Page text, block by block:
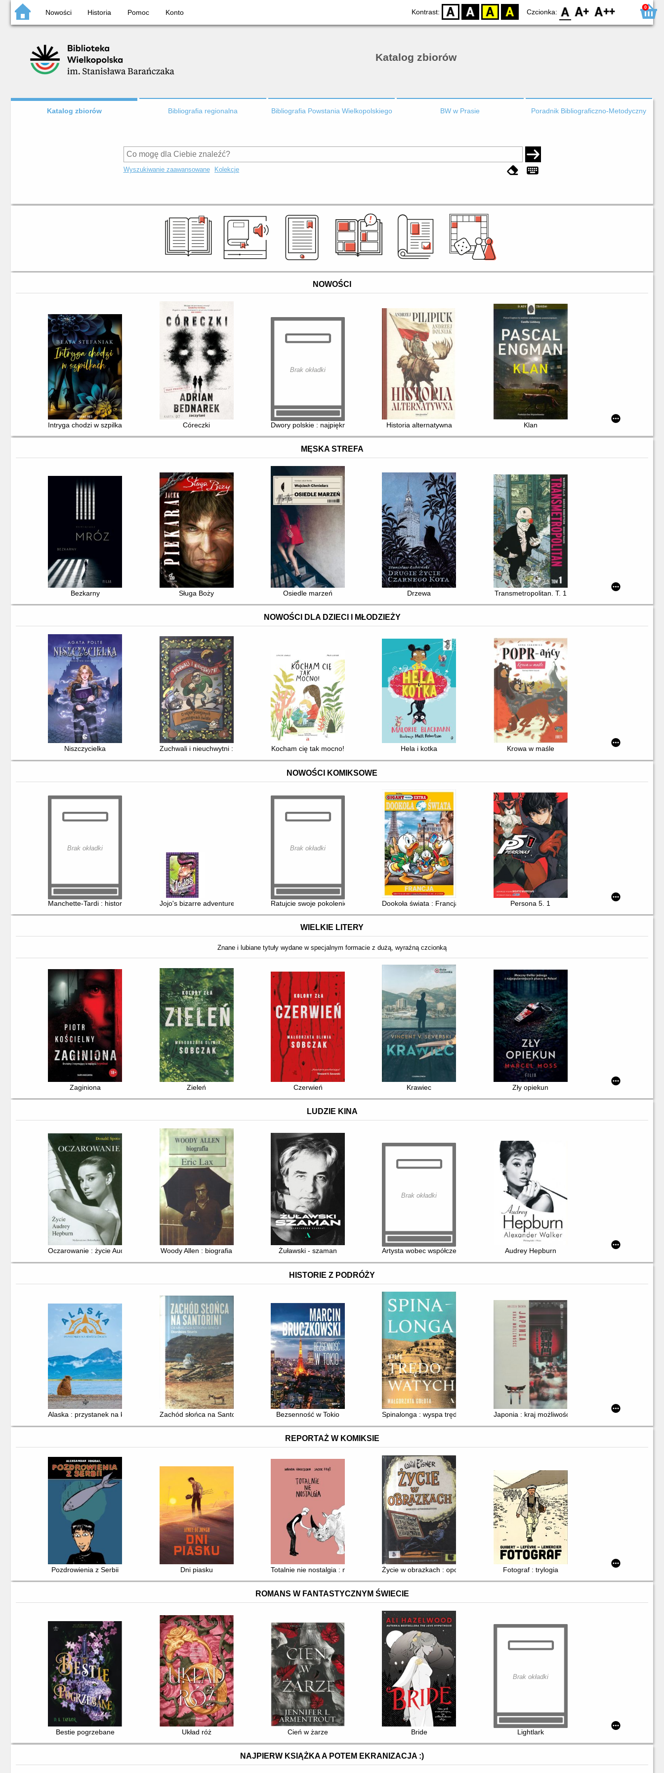
Nowości Historia Pomoc Konto Kontrast: D BW YB BY Czcionka: F0 F1 F2 0
Katalog zbiorów
Katalog zbiorów Bibliografia regionalna Bibliografia Powstania Wielkopolskiego BW w Prasie Poradnik Bibliograficzno-Metodyczny
Wyszukiwanie zaawansowane Kolekcje
NOWOŚCI
Intryga chodzi w szpilkach Córeczki
Brak okładki
Dwory polskie : najpiękniejsze posiadłości ziemskie
Historia alternatywna Klan
MĘSKA STREFA
Bezkarny Sługa Boży Osiedle marzeń Drzewa Transmetropolitan. T. 1
NOWOŚCI DLA DZIECI I MŁODZIEŻY
Niszczycielka Zuchwali i nieuchwytni : o najsprytniejszych przestępcach świata
Kocham cię tak mocno! Hela i kotka Krowa w maśle
NOWOŚCI KOMIKSOWE
Brak okładki
Manchette-Tardi : historie zebrane. T. 1Jojo's bizarre adventure. Part IV, 01
Brak okładki
Ratujcie swoje pokolenie Dookoła świata : Francja Persona 5. 1
WIELKIE LITERY
Znane i lubiane tytuły wydane w specjalnym formacie z dużą, wyraźną czcionką
Zaginiona Zieleń Czerwień Krawiec Zły opiekun
LUDZIE KINA
Oczarowanie : życie Audrey HepburnWoody Allen : biografia Żuławski - szaman
Brak okładki
Artysta wobec współczesności : o Zanussim inni
Audrey Hepburn
HISTORIE Z PODRÓŻY
Alaska : przystanek na krańcu świataZachód słońca na Santorini : ciemniejsza strona Grecji
Bezsenność w Tokio Spinalonga : wyspa trędowatych Japonia : kraj możliwości
REPORTAŻ W KOMIKSIE
Pozdrowienia z Serbii Dni piasku Totalnie nie nostalgia : memuar Życie w obrazkach : opowieści autobiograficzneFotograf : trylogia
ROMANS W FANTASTYCZNYM ŚWIECIE
Bestie pogrzebane Układ róż Cień w żarze Bride
Brak okładki
Lightlark
NAJPIERW KSIĄŻKA A POTEM EKRANIZACJA :)